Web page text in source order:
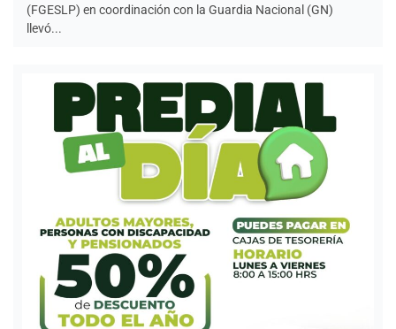
(FGESLP) en coordinación con la Guardia Nacional (GN)
llevó...